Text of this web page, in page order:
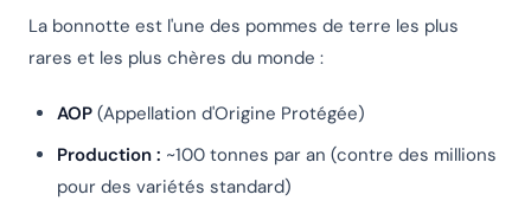
La bonnotte est l'une des pommes de terre les plus
rares et les plus chères du monde :
AOP (Appellation d'Origine Protégée)
Production : ~100 tonnes par an (contre des millions
pour des variétés standard)